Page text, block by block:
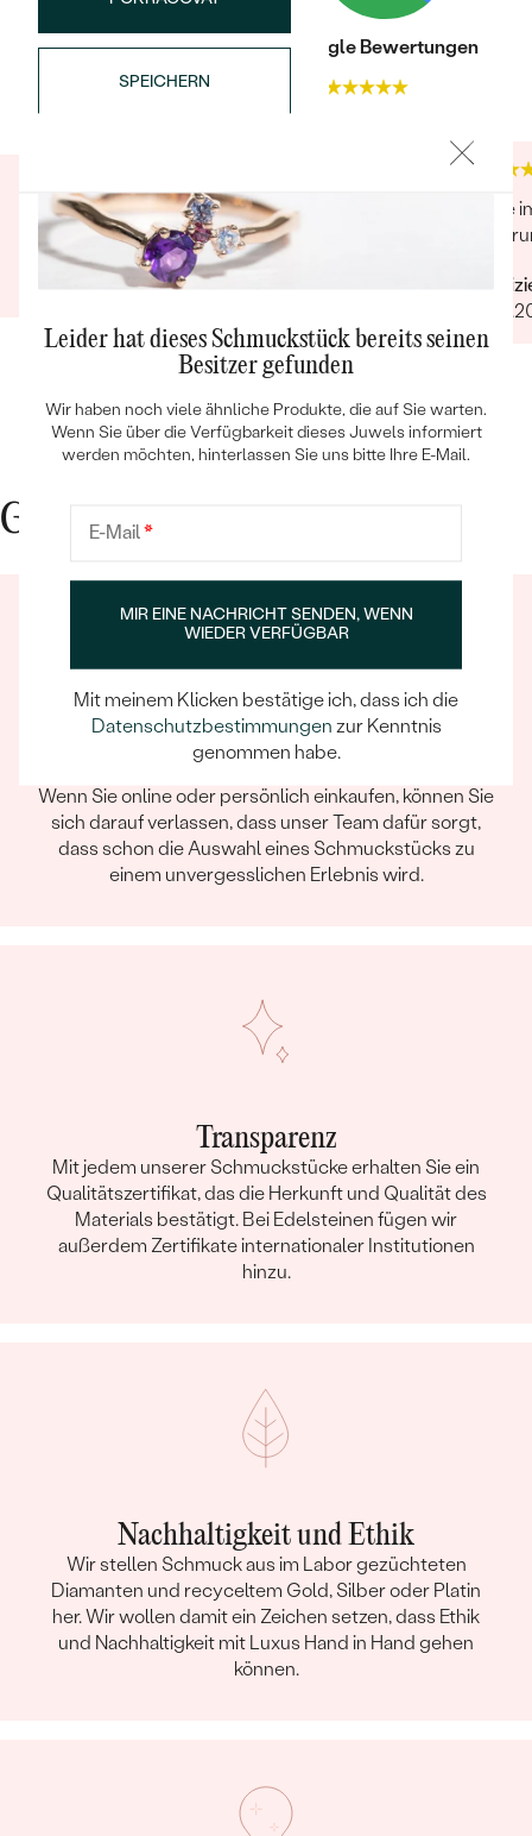
Bestseller
ANSEHEN
SPEICHERN
Trusted shop BewertungenGoogle Bewertungen
Sieht echt toll aus
Verifizierter Kunde
03.11.2022
Ware
Gute Gründe für Eppi
Ein Eppi-sches Erlebnis
Wenn Sie online oder persönlich einkaufen, können Sie
sich darauf verlassen, dass unser Team dafür sorgt,
dass schon die Auswahl eines Schmuckstücks zu
einem unvergesslichen Erlebnis wird.
Transparenz
Mit jedem unserer Schmuckstücke erhalten Sie ein
Qualitätszertifikat, das die Herkunft und Qualität des
Materials bestätigt. Bei Edelsteinen fügen wir
außerdem Zertifikate internationaler Institutionen
hinzu.
Nachhaltigkeit und Ethik
Wir stellen Schmuck aus im Labor gezüchteten
Diamanten und recyceltem Gold, Silber oder Platin
her. Wir wollen damit ein Zeichen setzen, dass Ethik
und Nachhaltigkeit mit Luxus Hand in Hand gehen
können.
Leider hat dieses Schmuckstück bereits seinen
Besitzer gefunden
Wir haben noch viele ähnliche Produkte, die auf Sie warten.
Wenn Sie über die Verfügbarkeit dieses Juwels informiert
werden möchten, hinterlassen Sie uns bitte Ihre E-Mail.
E-Mail*
MIR EINE NACHRICHT SENDEN, WENN
WIEDER VERFÜGBAR
Mit meinem Klicken bestätige ich, dass ich die
Datenschutzbestimmungen zur Kenntnis
genommen habe.